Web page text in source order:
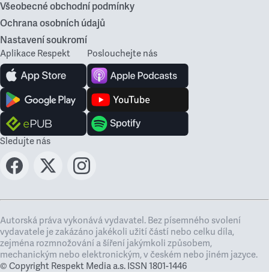
Všeobecné obchodní podmínky
Ochrana osobních údajů
Nastavení soukromí
Aplikace Respekt Poslouchejte nás
Sledujte nás
Autorská práva vykonává vydavatel. Bez písemného svolení
vydavatele je zakázáno jakékoli užití částí nebo celku díla,
zejména rozmnožování a šíření jakýmkoli způsobem,
mechanickým nebo elektronickým, v českém nebo jiném jazyce.
© Copyright Respekt Media a.s. ISSN 1801-1446